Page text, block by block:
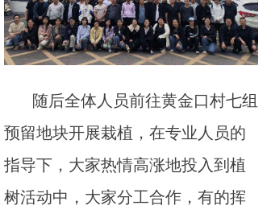
随后全体人员前往黄金口村七组
预留地块开展栽植，在专业人员的
指导下，大家热情高涨地投入到植
树活动中，大家分工合作，有的挥